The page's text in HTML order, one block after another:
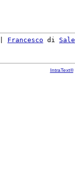
Francesco di
IntraText®